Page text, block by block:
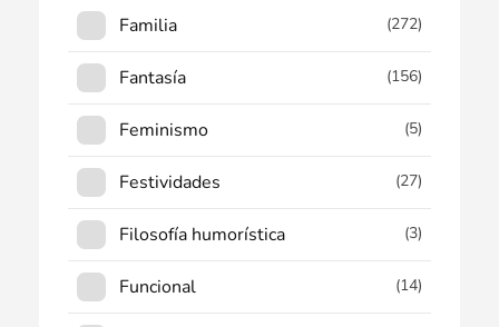
Familia (272)
Fantasía (156)
Feminismo (5)
Festividades (27)
Filosofía humorística (3)
Funcional (14)